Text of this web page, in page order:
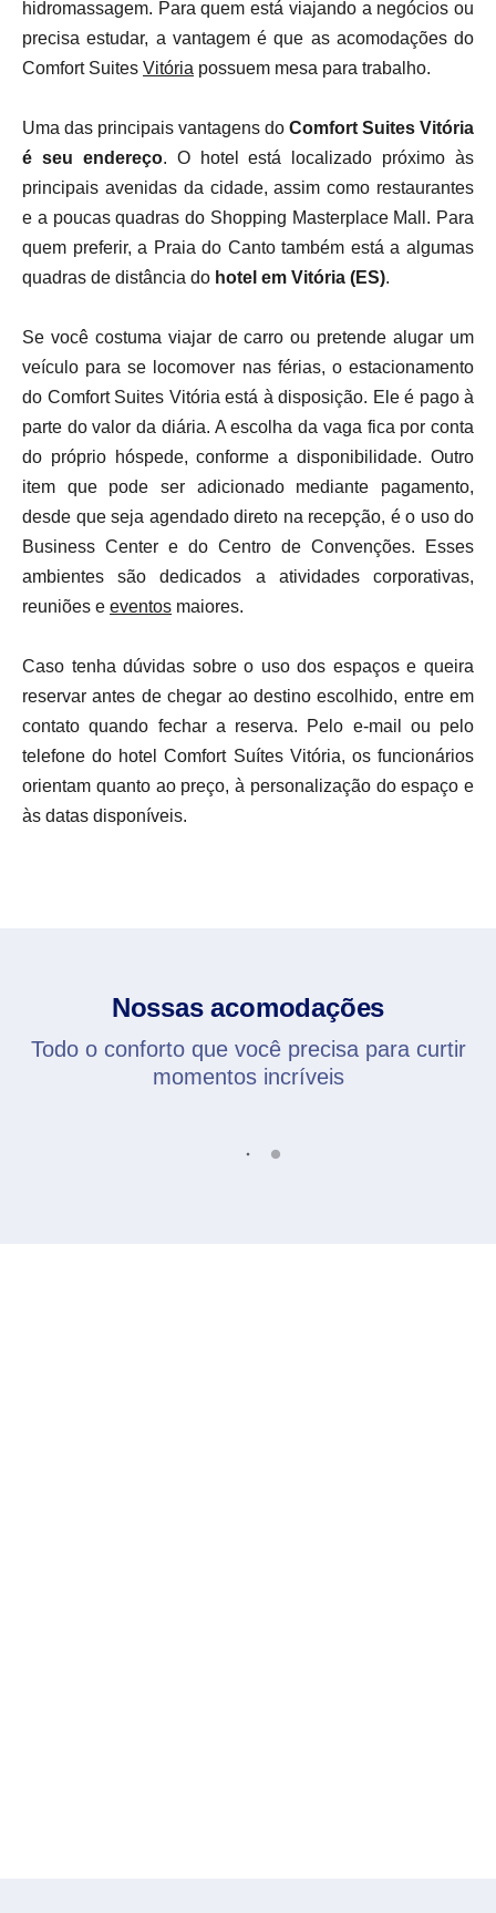
hidromassagem. Para quem está viajando a negócios ou
precisa estudar, a vantagem é que as acomodações do
Comfort Suites Vitória possuem mesa para trabalho.
Uma das principais vantagens do Comfort Suites Vitória
é seu endereço. O hotel está localizado próximo às
principais avenidas da cidade, assim como restaurantes
e a poucas quadras do Shopping Masterplace Mall. Para
quem preferir, a Praia do Canto também está a algumas
quadras de distância do hotel em Vitória (ES).
Se você costuma viajar de carro ou pretende alugar um
veículo para se locomover nas férias, o estacionamento
do Comfort Suites Vitória está à disposição. Ele é pago à
parte do valor da diária. A escolha da vaga fica por conta
do próprio hóspede, conforme a disponibilidade. Outro
item que pode ser adicionado mediante pagamento,
desde que seja agendado direto na recepção, é o uso do
Business Center e do Centro de Convenções. Esses
ambientes são dedicados a atividades corporativas,
reuniões e eventos maiores.
Caso tenha dúvidas sobre o uso dos espaços e queira
reservar antes de chegar ao destino escolhido, entre em
contato quando fechar a reserva. Pelo e-mail ou pelo
telefone do hotel Comfort Suítes Vitória, os funcionários
orientam quanto ao preço, à personalização do espaço e
às datas disponíveis.
Nossas acomodações
Todo o conforto que você precisa para curtir
momentos incríveis